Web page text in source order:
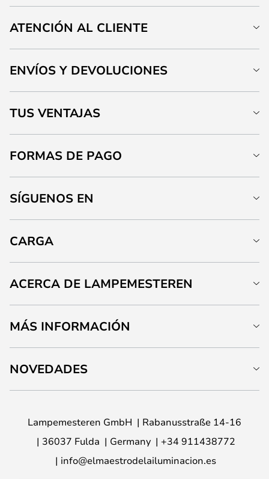
ATENCIÓN AL CLIENTE
ENVÍOS Y DEVOLUCIONES
TUS VENTAJAS
FORMAS DE PAGO
SÍGUENOS EN
CARGA
ACERCA DE LAMPEMESTEREN
MÁS INFORMACIÓN
NOVEDADES
Lampemesteren GmbH
Rabanusstraße 14-16
36037 Fulda
Germany
+34 911438772
info@elmaestrodelailuminacion.es